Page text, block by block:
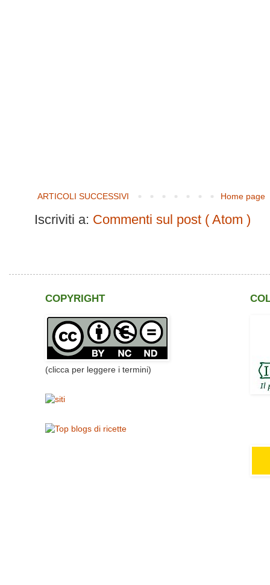
ARTICOLI SUCCESSIVI Home page
Iscriviti a: Commenti sul post ( Atom )
COPYRIGHT
(clicca per leggere i termini)